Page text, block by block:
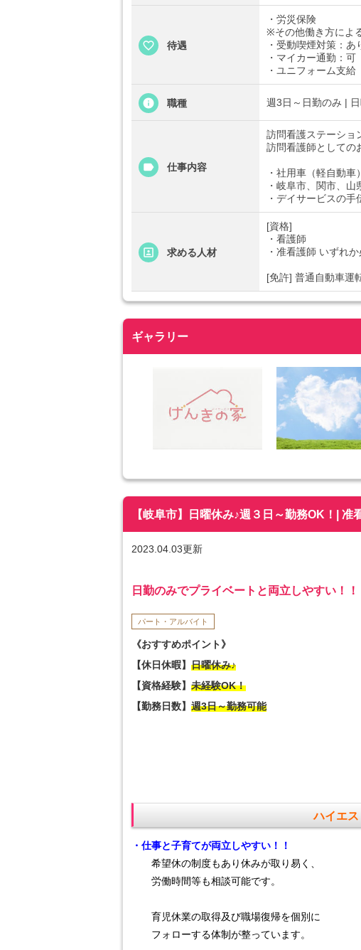
待遇
・労災保険
※その他働き方によ
・受動喫煙対策：あ
・マイカー通勤：可
・ユニフォーム支給
職種 週3日～日勤のみ |
仕事内容
訪問看護ステーショ
訪問看護師としての
・社用車（軽自動車
・岐阜市、関市、山
・デイサービスの手
求める人材
[資格]
・看護師
・准看護師 いずれ
[免許] 普通自動車運
ギャラリー
【岐阜市】日曜休み♪週３日～勤務OK！| 准
2023.04.03更新
日勤のみでプライベートと両立しやすい！！
パート・アルバイト
《おすすめポイント》
【休日休暇】 日曜休み♪
【資格経験】 未経験OK！
【勤務日数】 週3日～勤務可能
ハイエ
・仕事と子育てが両立しやすい！！
希望休の制度もあり休みが取り易く、
労働時間等も相談可能です。
育児休業の取得及び職場復帰を個別に
フォローする体制が整っています。